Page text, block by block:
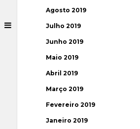
Agosto 2019
Julho 2019
Junho 2019
Maio 2019
Abril 2019
Março 2019
Fevereiro 2019
Janeiro 2019